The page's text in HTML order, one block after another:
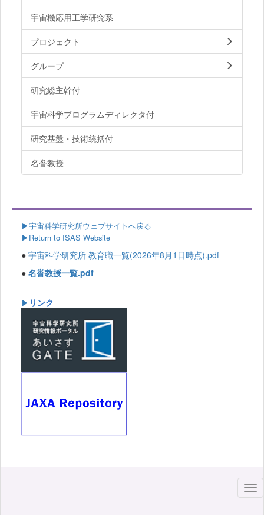
宇宙機応用工学研究系
プロジェクト
グループ
研究総主幹付
宇宙科学プログラムディレクタ付
研究基盤・技術統括付
名誉教授
▶宇宙科学研究所ウェブサイトへ戻る
▶Return to ISAS Website
● 宇宙科学研究所 教育職一覧(2026年8月1日時点).pdf
● 名誉教授一覧.pdf
▶ リンク